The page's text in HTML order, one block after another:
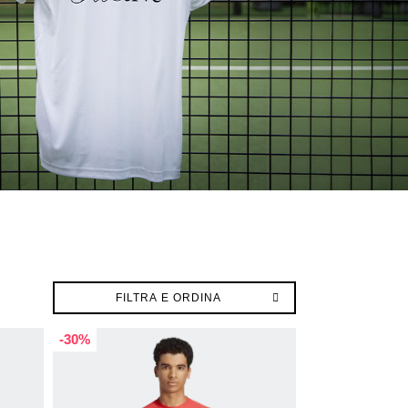
FILTRA E ORDINA
-30%